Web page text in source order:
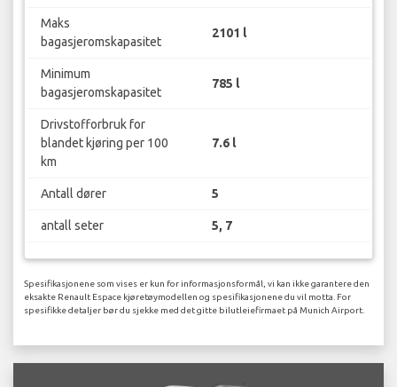
Maks
bagasjeromskapasitet
2101 l
Minimum
bagasjeromskapasitet
785 l
Drivstofforbruk for
blandet kjøring per 100
km
7.6 l
Antall dører 5
antall seter 5, 7
Spesifikasjonene som vises er kun for informasjonsformål, vi kan ikke garantere den
eksakte Renault Espace kjøretøymodellen og spesifikasjonene du vil motta. For
spesifikke detaljer bør du sjekke med det gitte bilutleiefirmaet på Munich Airport.